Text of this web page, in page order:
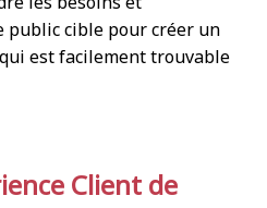
public cible pour créer un
est facilement trouvable
Client de